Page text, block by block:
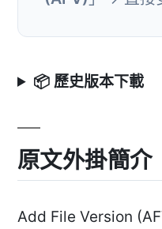
📦 歷史版本下載
原文外掛簡介
Add File Version